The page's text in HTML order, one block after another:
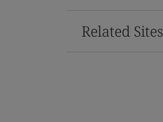
Related Sites